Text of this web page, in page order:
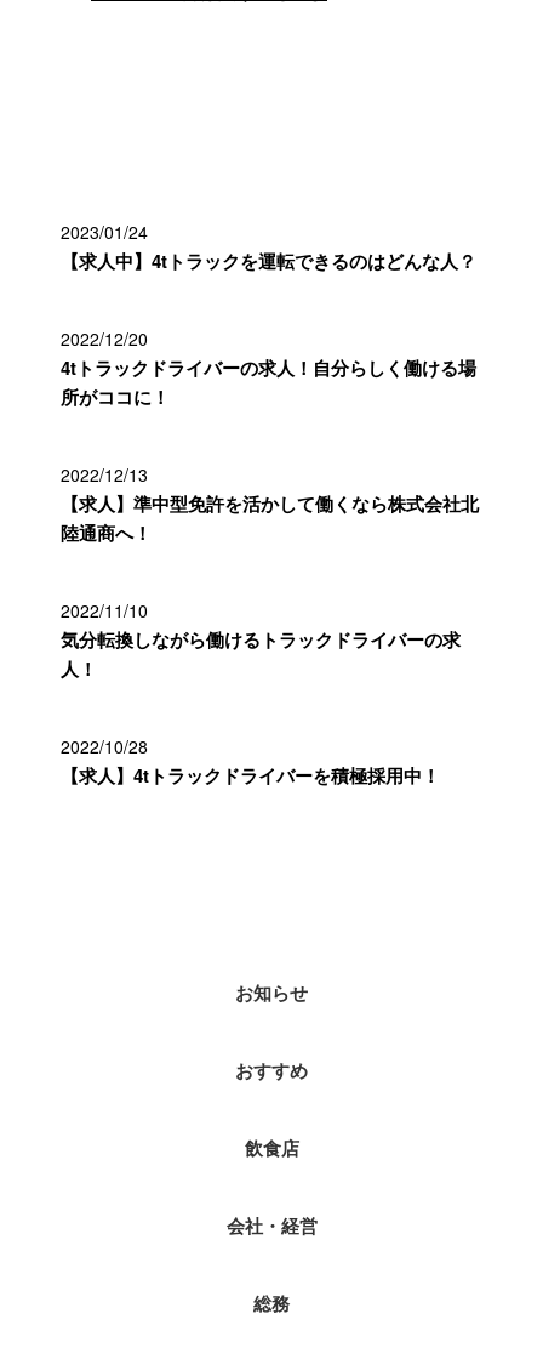
2023/01/24
【求人中】4tトラックを運転できるのはどんな人？
2022/12/20
4tトラックドライバーの求人！自分らしく働ける場
所がココに！
2022/12/13
【求人】準中型免許を活かして働くなら株式会社北
陸通商へ！
2022/11/10
気分転換しながら働けるトラックドライバーの求
人！
2022/10/28
【求人】4tトラックドライバーを積極採用中！
お知らせ
おすすめ
飲食店
会社・経営
総務